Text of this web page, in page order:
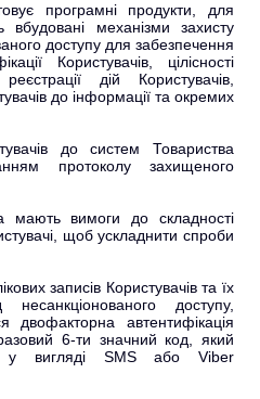
програмні продукти, для
механізми захисту
доступу для забезпечення
Користувачів, цілісності
дій Користувачів,
до інформації та окремих
до систем Товариства
протоколу захищеного
мають вимоги до складності
щоб ускладнити спроби
записів Користувачів та їх
доступу,
двофакторна автентифікація
6-ти значний код, який
у вигляді SMS або Viber